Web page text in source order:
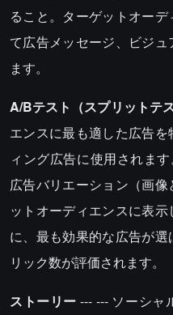
ること。ターゲットオー
て広告メッセージ、ビジ
ます。
A/Bテスト（スプリットテス
エンスに最も適した広告
ィング広告に使用されま
広告バリエーション（画
ットオーディエンスに表
に、最も効果的な広告が
リック数が評価されます。
ストーリー --- --- ソーシャ